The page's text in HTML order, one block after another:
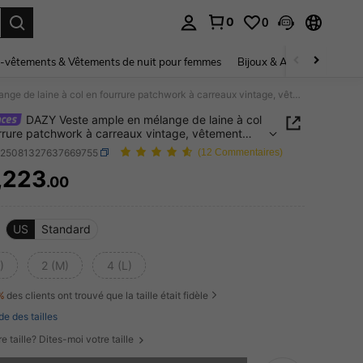
0 0
vêtements & Vêtements de nuit pour femmes Bijoux & Accessoires pour
DAZY Veste ample en mélange de laine à col en fourrure patchwork à carreaux vintage, vêtement décontracté à manches longues pour femmes, automne/hiver Y2k
DAZY Veste ample en mélange de laine à col
patchwork à carreaux vintage, vêtement
à manches longues pour femmes,
hiver Y2k
(12 Commentaires)
AND AVAILABILITY
.00
US Standard
2 (M) 4 (L)
des clients ont trouvé que la taille était fidèle
des tailles
taille? Dites-moi votre taille